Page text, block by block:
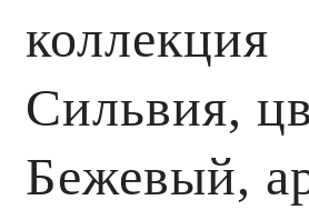
коллекция
Сильвия,
Бежевый,